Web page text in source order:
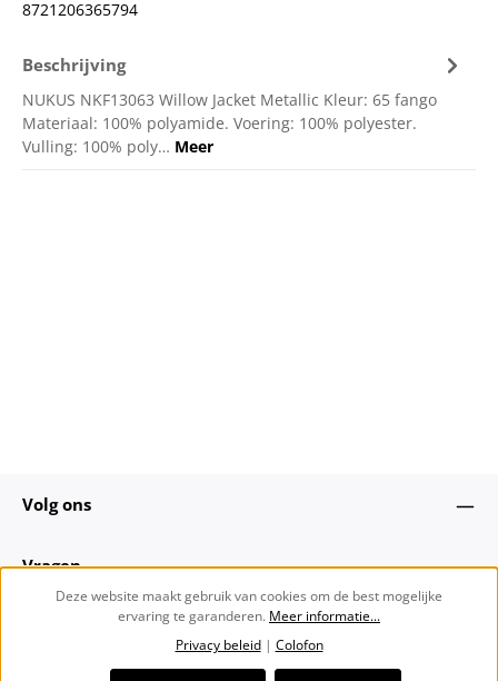
8721206365794
Beschrijving
NUKUS NKF13063 Willow Jacket Metallic Kleur: 65 fango
Materiaal: 100% polyamide. Voering: 100% polyester.
Vulling: 100% poly… Meer
Volg ons
Vragen
Deze website maakt gebruik van cookies om de best mogelijke
ervaring te garanderen. Meer informatie...
Privacy beleid| Colofon